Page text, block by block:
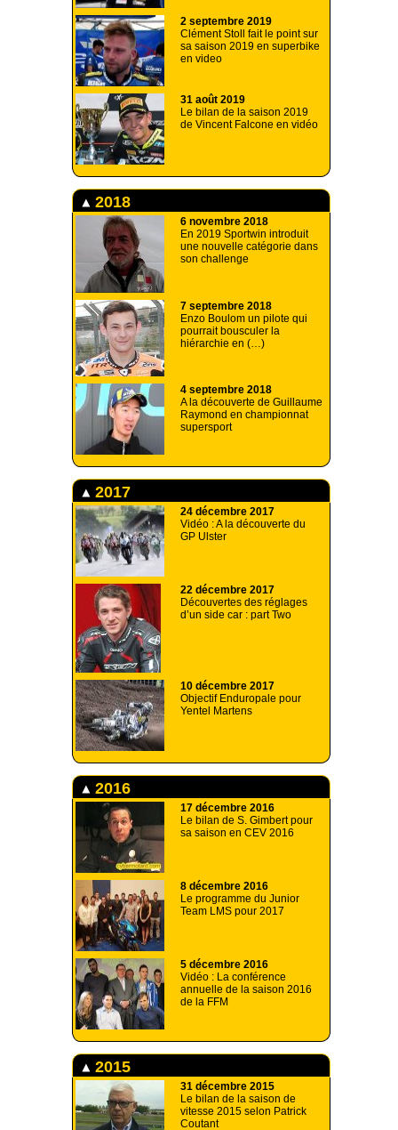
2 septembre 2019
Clément Stoll fait le point sur
sa saison 2019 en superbike
en video
31 août 2019
Le bilan de la saison 2019
de Vincent Falcone en vidéo
2018
6 novembre 2018
En 2019 Sportwin introduit
une nouvelle catégorie dans
son challenge
7 septembre 2018
Enzo Boulom un pilote qui
pourrait bousculer la
hiérarchie en (…)
4 septembre 2018
A la découverte de Guillaume
Raymond en championnat
supersport
2017
24 décembre 2017
Vidéo : A la découverte du
GP Ulster
22 décembre 2017
Découvertes des réglages
d’un side car : part Two
10 décembre 2017
Objectif Enduropale pour
Yentel Martens
2016
17 décembre 2016
Le bilan de S. Gimbert pour
sa saison en CEV 2016
8 décembre 2016
Le programme du Junior
Team LMS pour 2017
5 décembre 2016
Vidéo : La conférence
annuelle de la saison 2016
de la FFM
2015
31 décembre 2015
Le bilan de la saison de
vitesse 2015 selon Patrick
Coutant